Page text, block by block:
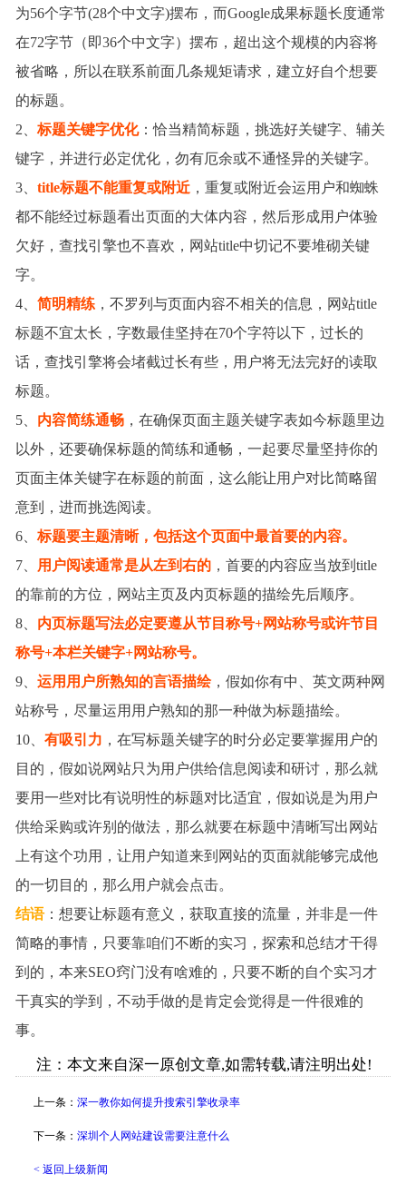
为56个字节(28个中文字)摆布，而Google成果标题长度通常
在72字节（即36个中文字）摆布，超出这个规模的内容将
被省略，所以在联系前面几条规矩请求，建立好自个想要
的标题。
2
标题关键字优化：恰当精简标题，挑选好关键字、辅关
键字，并进行必定优化，勿有厄余或不通怪异的关键字。
3、 title标题不能重复或附近，重复或附近会运用户和蜘蛛
都不能经过标题看出页面的大体内容，然后形成用户体验
欠好，查找引擎也不喜欢，网站title中切记不要堆砌关键
字。
4、 简明精练，不罗列与页面内容不相关的信息，网站title
标题不宜太长，字数最佳坚持在70个字符以下，过长的
话，查找引擎将会堵截过长有些，用户将无法完好的读取
标题。
5、 内容简练通畅，在确保页面主题关键字表如今标题里边
以外，还要确保标题的简练和通畅，一起要尽量坚持你的
页面主体关键字在标题的前面，这么能让用户对比简略留
意到，进而挑选阅读。
6、 标题要主题清晰，包括这个页面中最首要的内容。
7、 用户阅读通常是从左到右的，首要的内容应当放到 title
的靠前的方位，网站主页及内页标题的描绘先后顺序。
8、 内页标题写法必定要遵从节目称号+网站称号或许节目
称号+本栏关键字+网站称号。
9、 运用用户所熟知的言语描绘，假如你有中、英文两种网
站称号，尽量运用用户熟知的那一种做为标题描绘。
10、 有吸引力 ，在写标题关键字的时分必定要掌握用户的
目的，假如说网站只为用户供给信息阅读和研讨，那么就
要用一些对比有说明性的标题对比适宜，假如说是为用户
供给采购或许别的做法，那么就要在标题中清晰写出网站
上有这个功用，让用户知道来到网站的页面就能够完成他
的一切目的，那么用户就会点击。
结语：想要让标题有意义，获取直接的流量，并非是一件
简略的事情，只要靠咱们不断的实习，探索和总结才干得
到的，本来SEO窍门没有啥难的，只要不断的自个实习才
干真实的学到，不动手做的是肯定会觉得是一件很难的
事。
注：本文来自深一原创文章,如需转载,请注明出处!
上一条： 深一教你如何提升搜索引擎收录率
下一条： 深圳个人网站建设需要注意什么
< 返回上级新闻